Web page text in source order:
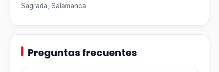
Sagrada, Salamanca
Preguntas frecuentes